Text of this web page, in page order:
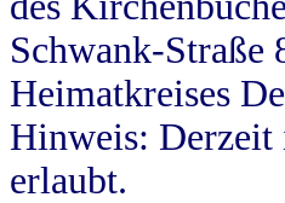
Schwank-Straße
Heimatkreises
Hinweis: Derzeit
erlaubt.